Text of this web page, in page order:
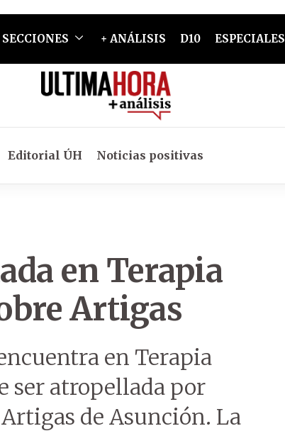
SECCIONES + ANÁLISIS D10 ESPECIALES
Editorial ÚH Noticias positivas
en Terapia
Artigas
en Terapia
ser atropellada por
de Asunción. La